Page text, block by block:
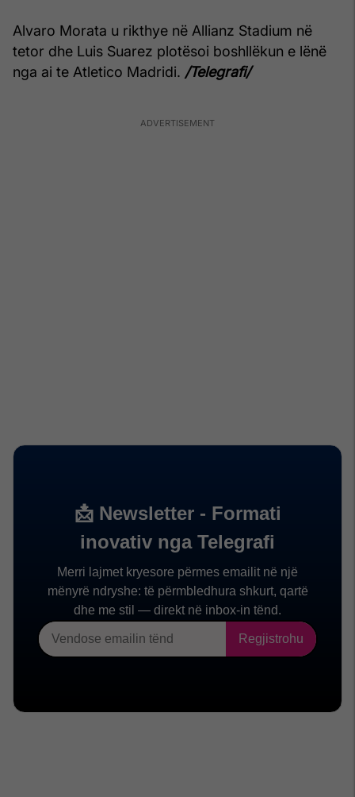
Alvaro Morata u rikthye në Allianz Stadium në
tetor dhe Luis Suarez plotësoi boshllëkun e lënë
nga ai te Atletico Madridi. /Telegrafi/